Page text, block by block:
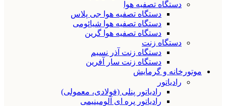
دستگاه تصفیه هوا
دستگاه تصفیه هوا جی پلاس
دستگاه تصفیه هوا شیائومی
دستگاه تصفیه هوا گرین
دستگاه زنت
دستگاه زنت آذر نسیم
دستگاه زنت سار آفرین
موتورخانه و گرمایش
رادیاتور
رادیاتور پنلی (فولادی، معمولی)
رادیاتور پره ای آلومینیمی